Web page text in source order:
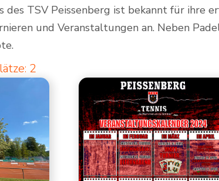
des TSV Peissenberg ist bekannt für ihre
und Veranstaltungen an. Neben
2